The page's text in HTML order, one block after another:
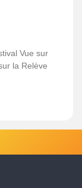
Vue sur
la Relève